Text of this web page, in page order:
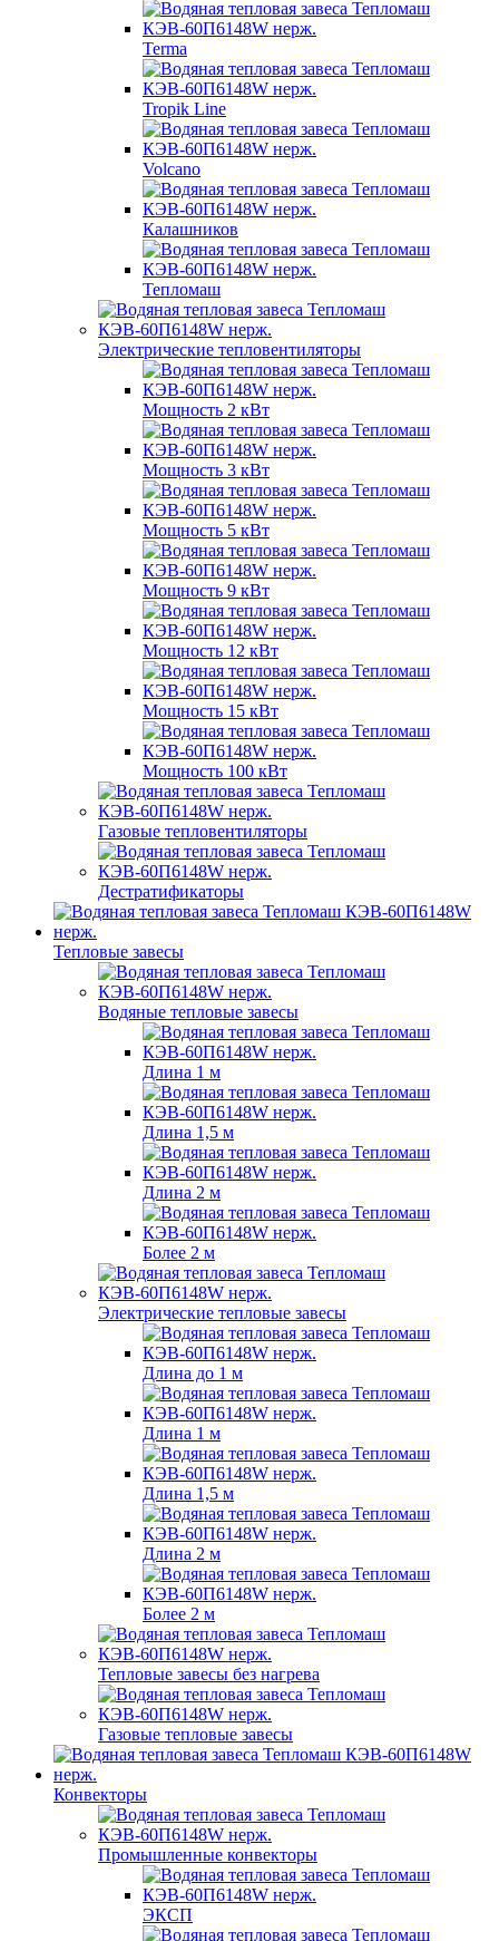
Terma
Tropik Line
Volcano
Калашников
Тепломаш
Электрические тепловентиляторы
Мощность 2 кВт
Мощность 3 кВт
Мощность 5 кВт
Мощность 9 кВт
Мощность 12 кВт
Мощность 15 кВт
Мощность 100 кВт
Газовые тепловентиляторы
Дестратификаторы
Тепловые завесы
Водяные тепловые завесы
Длина 1 м
Длина 1,5 м
Длина 2 м
Более 2 м
Электрические тепловые завесы
Длина до 1 м
Длина 1 м
Длина 1,5 м
Длина 2 м
Более 2 м
Тепловые завесы без нагрева
Газовые тепловые завесы
Конвекторы
Промышленные конвекторы
ЭКСП